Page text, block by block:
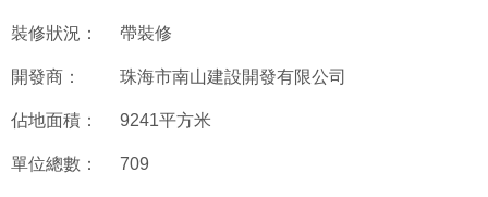
裝修狀況： 帶裝修
開發商： 珠海市南山建設開發有限公司
佔地面積： 9241平方米
單位總數： 709